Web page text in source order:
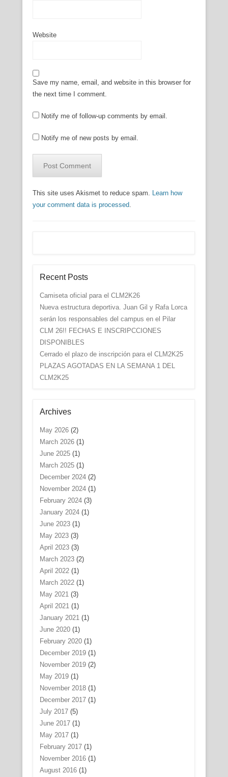
Website
Save my name, email, and website in this browser for
the next time I comment.
Notify me of follow-up comments by email.
Notify me of new posts by email.
This site uses Akismet to reduce spam.
Learn how
your comment data is processed
Recent Posts
Camiseta oficial para el CLM2K26
Nueva estructura deportiva. Juan Gil y Rafa Lorca
serán los responsables del campus en el Pilar
CLM 26!! FECHAS E INSCRIPCCIONES
DISPONIBLES
Cerrado el plazo de inscripción para el CLM2K25
PLAZAS AGOTADAS EN LA SEMANA 1 DEL
CLM2K25
Archives
May 2026(2)
March 2026(1)
June 2025(1)
March 2025(1)
December 2024(2)
November 2024(1)
February 2024(3)
January 2024(1)
June 2023(1)
May 2023(3)
April 2023(3)
March 2023(2)
April 2022(1)
March 2022(1)
May 2021 (3)
April 2021 (1)
January 2021 (1)
June 2020(1)
February 2020(1)
December 2019(1)
November 2019(2)
May 2019(1)
November 2018(1)
December 2017(1)
July 2017(5)
June 2017(1)
May 2017(1)
February 2017(1)
November 2016(1)
August 2016(1)